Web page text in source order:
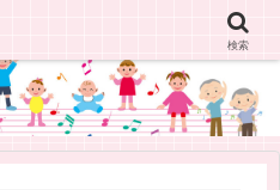
検索